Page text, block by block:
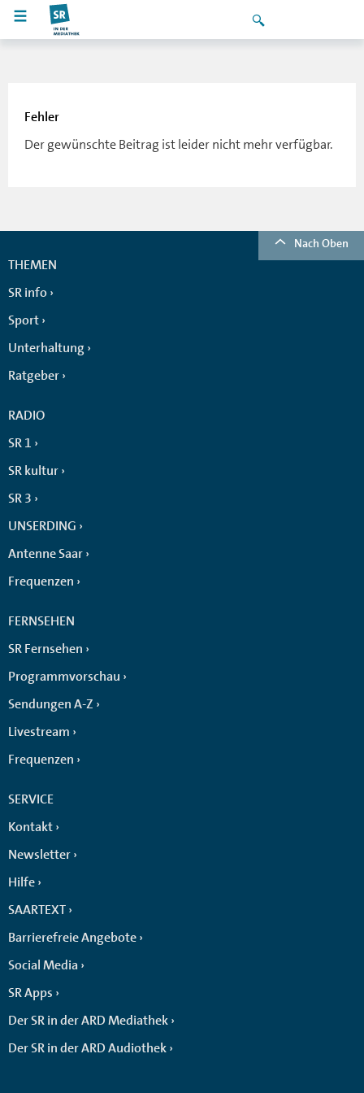
Fehler
Der gewünschte Beitrag ist leider nicht mehr verfügbar.
Nach Oben
THEMEN
SR info
Sport
Unterhaltung
Ratgeber
RADIO
SR 1
SR kultur
SR 3
UNSERDING
Antenne Saar
Frequenzen
FERNSEHEN
SR Fernsehen
Programmvorschau
Sendungen A-Z
Livestream
Frequenzen
SERVICE
Kontakt
Newsletter
Hilfe
SAARTEXT
Barrierefreie Angebote
Social Media
SR Apps
Der SR in der ARD Mediathek
Der SR in der ARD Audiothek